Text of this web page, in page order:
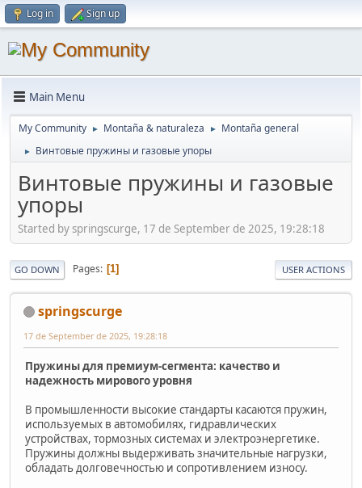
Log in Sign up
Main Menu
My Community ► Montaña & naturaleza ► Montaña general
► Винтовые пружины и газовые упоры
Винтовые пружины и газовые
упоры
Started by springscurge, 17 de September de 2025, 19:28:18
GO DOWN Pages 1 USER ACTIONS
springscurge
17 de September de 2025, 19:28:18
Пружины для премиум-сегмента: качество и
надежность мирового уровня
В промышленности высокие стандарты касаются пружин,
используемых в автомобилях, гидравлических
устройствах, тормозных системах и электроэнергетике.
Пружины должны выдерживать значительные нагрузки,
обладать долговечностью и сопротивлением износу.